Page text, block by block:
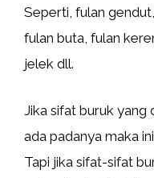
Seperti, fulan
fulan buta, fulan
jelek dll.
Jika sifat buruk yang
ada padanya maka
Tapi jika sifat-sifat